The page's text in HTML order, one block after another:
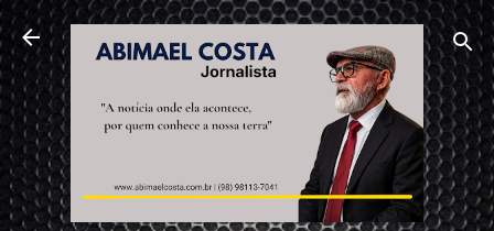
Pular para o conteúdo principal